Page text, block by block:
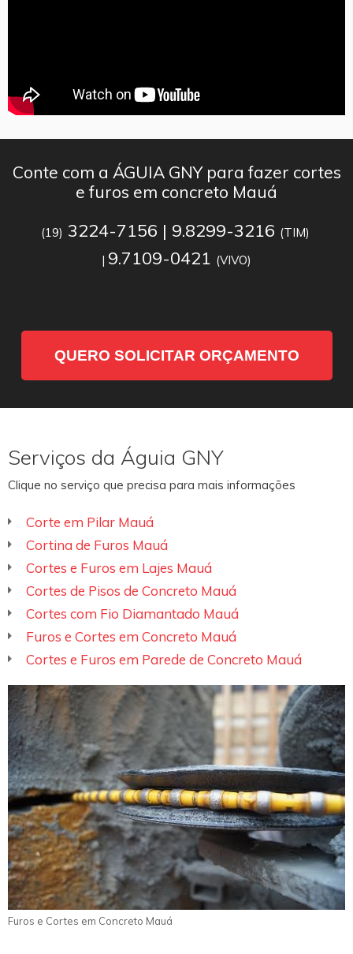
Conte com a ÁGUIA GNY para fazer cortes
e furos em concreto Mauá
(19) 3224-7156 | 9.8299-3216 (TIM)
| 9.7109-0421 (VIVO)
QUERO SOLICITAR ORÇAMENTO
Serviços da Águia GNY
Clique no serviço que precisa para mais informações
Corte em Pilar Mauá
Cortina de Furos Mauá
Cortes e Furos em Lajes Mauá
Cortes de Pisos de Concreto Mauá
Cortes com Fio Diamantado Mauá
Furos e Cortes em Concreto Mauá
Cortes e Furos em Parede de Concreto Mauá
Furos e Cortes em Concreto Mauá